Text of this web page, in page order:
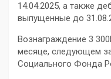
14.04.2025, а также
выпущенные до
Вознаграждение 3
месяце, следующем
Социального Фонда